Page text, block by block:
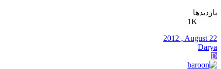
بازدیدها
1K
2012 , August 22
Darya
D